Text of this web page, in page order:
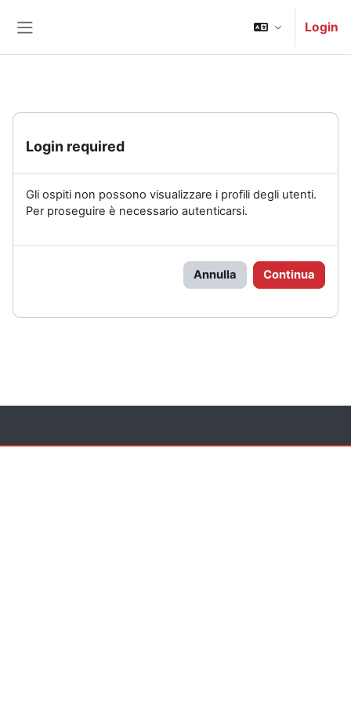
Login
Login required
Gli ospiti non possono visualizzare i profili degli utenti.
Per proseguire è necessario autenticarsi.
Annulla Continua